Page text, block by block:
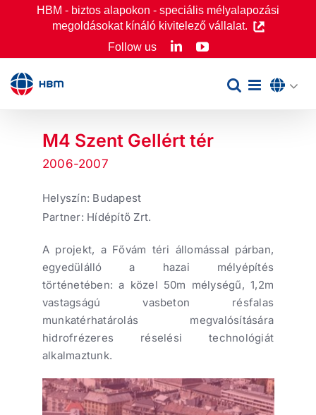
HBM - biztos alapokon - speciális mélyalapozási
megoldásokat kínáló kivitelező vállalat.
Follow us
LinkedInYouTube
M4 Szent Gellért tér
2006-2007
Helyszín: Budapest
Partner: Hídépítő Zrt.
A projekt, a Fővám téri állomással párban,
egyedülálló a hazai mélyépítés
történetében: a közel 50m mélységű, 1,2m
vastagságú vasbeton résfalas
munkatérhatárolás megvalósítására
hidrofrézeres réselési technológiát
alkalmaztunk.